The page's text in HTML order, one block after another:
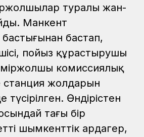
туралы жан-
Манкент
бастап,
пойыз құрастырушы
комиссиялық
станция жолдарын
түсірілген. Өндірістен
тағы бір
шымкенттік ардагер,